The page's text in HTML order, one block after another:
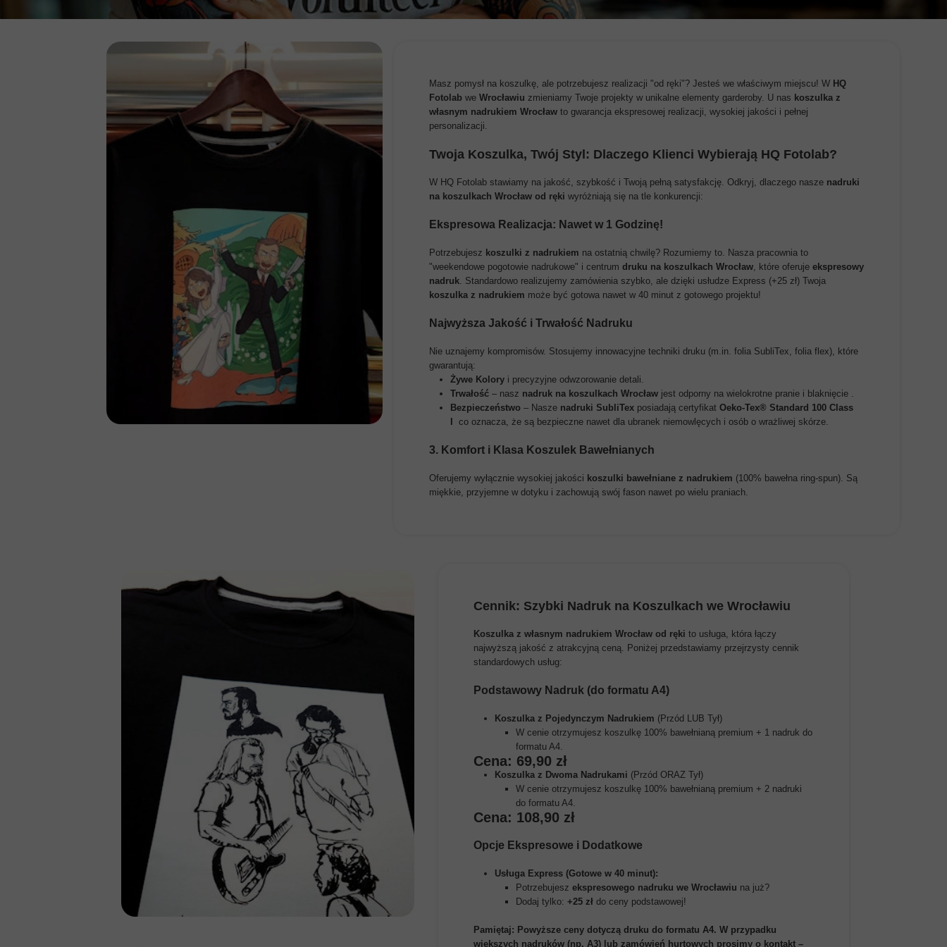
ZDJĘCIA DO WIZY USA
ZDJĘCIA DO WIZY CHINSKIEJ
ZDJĘCIA DO WIZY INDYJSKIEJ
ZDJĘCIA DO WIZY TURECKIEJ
Cennik: Szybki Nadruk na Koszulkach we Wrocławiu
Koszulka z własnym nadrukiem Wrocław od ręki to usługa, która łączy
najwyższą jakość z atrakcyjną ceną. Poniżej przedstawiamy przejrzysty cennik
standardowych usług:
Podstawowy Nadruk (do formatu A4)
Koszulka z Pojedynczym Nadrukiem (Przód LUB Tył)
W cenie otrzymujesz koszulkę 100% bawełnianą premium + 1 nadruk do
formatu A4.
Cena: 69,90 zł
Koszulka z Dwoma Nadrukami (Przód ORAZ Tył)
W cenie otrzymujesz koszulkę 100% bawełnianą premium + 2 nadruki
do formatu A4.
Cena: 108,90 zł
Opcje Ekspresowe i Dodatkowe
Usługa Express (Gotowe w 40 minut):
Potrzebujesz ekspresowego nadruku we Wrocławiu na już?
Dodaj tylko: +25 zł do ceny podstawowej!
Pamiętaj: Powyższe ceny dotyczą druku do formatu A4. W przypadku
większych nadruków (np. A3) lub zamówień hurtowych prosimy o kontakt –
Masz pomysł na koszulkę, ale potrzebujesz realizacji "od ręki"? Jesteś we właściwym miejscu! W HQ
Fotolab we Wrocławiu zmieniamy Twoje projekty w unikalne elementy garderoby. U nas koszulka z
własnym nadrukiem Wrocław to gwarancja ekspresowej realizacji, wysokiej jakości i pełnej
personalizacji.
Twoja Koszulka, Twój Styl: Dlaczego Klienci Wybierają HQ Fotolab?
W HQ Fotolab stawiamy na jakość, szybkość i Twoją pełną satysfakcję. Odkryj, dlaczego nasze nadruki
na koszulkach Wrocław od ręki wyróżniają się na tle konkurencji:
Ekspresowa Realizacja: Nawet w 1 Godzinę!
Potrzebujesz koszulki z nadrukiem na ostatnią chwilę? Rozumiemy to. Nasza pracownia to
"weekendowe pogotowie nadrukowe" i centrum druku na koszulkach Wrocław, które oferuje ekspresowy
nadruk. Standardowo realizujemy zamówienia szybko, ale dzięki usłudze Express (+25 zł) Twoja
koszulka z nadrukiem może być gotowa nawet w 40 minut z gotowego projektu!
Najwyższa Jakość i Trwałość Nadruku
Nie uznajemy kompromisów. Stosujemy innowacyjne techniki druku (m.in. folia SubliTex, folia flex), które
gwarantują:
Żywe Kolory i precyzyjne odwzorowanie detali.
Trwałość – nasz nadruk na koszulkach Wrocław jest odporny na wielokrotne pranie i blaknięcie .
Bezpieczeństwo – Nasze nadruki SubliTex posiadają certyfikat Oeko-Tex® Standard 100 Class
co oznacza, że są bezpieczne nawet dla ubranek niemowlęcych i osób o wrażliwej skórze.
3. Komfort i Klasa Koszulek Bawełnianych
Oferujemy wyłącznie wysokiej jakości koszulki bawełniane z nadrukiem (100% bawełna ring-spun). Są
miękkie, przyjemne w dotyku i zachowują swój fason nawet po wielu praniach.